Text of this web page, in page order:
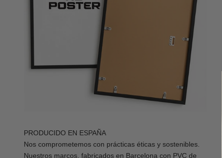
PRODUCIDO EN ESPAÑA
Nos comprometemos con prácticas éticas y sostenibles.
Nuestros marcos, fabricados en Barcelona con PVC de